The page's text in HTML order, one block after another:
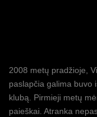
2008 metų pradžioje,
paslapčia galima buvo
klubą. Pirmieji metų
paieškai. Atranka